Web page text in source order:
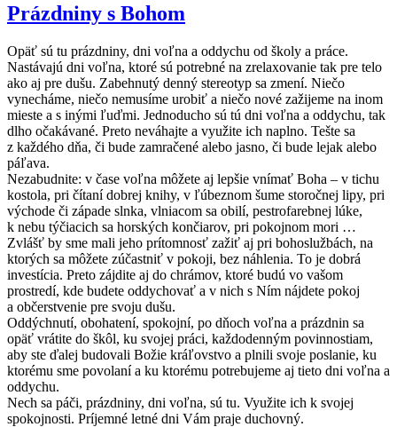
Prázdniny s Bohom
Opäť sú tu prázdniny, dni voľna a oddychu od školy a práce.
Nastávajú dni voľna, ktoré sú potrebné na zrelaxovanie tak pre telo
ako aj pre dušu. Zabehnutý denný stereotyp sa zmení. Niečo
vynecháme, niečo nemusíme urobiť a niečo nové zažijeme na inom
mieste a s inými ľuďmi. Jednoducho sú tú dni voľna a oddychu, tak
dlho očakávané. Preto neváhajte a využite ich naplno. Tešte sa
z každého dňa, či bude zamračené alebo jasno, či bude lejak alebo
páľava.
Nezabudnite: v čase voľna môžete aj lepšie vnímať Boha – v tichu
kostola, pri čítaní dobrej knihy, v ľúbeznom šume storočnej lipy, pri
východe či západe slnka, vlniacom sa obilí, pestrofarebnej lúke,
k nebu týčiacich sa horských končiarov, pri pokojnom mori …
Zvlášť by sme mali jeho prítomnosť zažiť aj pri bohoslužbách, na
ktorých sa môžete zúčastniť v pokoji, bez náhlenia. To je dobrá
investícia. Preto zájdite aj do chrámov, ktoré budú vo vašom
prostredí, kde budete oddychovať a v nich s Ním nájdete pokoj
a občerstvenie pre svoju dušu.
Oddýchnutí, obohatení, spokojní, po dňoch voľna a prázdnin sa
opäť vrátite do škôl, ku svojej práci, každodenným povinnostiam,
aby ste ďalej budovali Božie kráľovstvo a plnili svoje poslanie, ku
ktorému sme povolaní a ku ktorému potrebujeme aj tieto dni voľna a
oddychu.
Nech sa páči, prázdniny, dni voľna, sú tu. Využite ich k svojej
spokojnosti. Príjemné letné dni Vám praje duchovný.